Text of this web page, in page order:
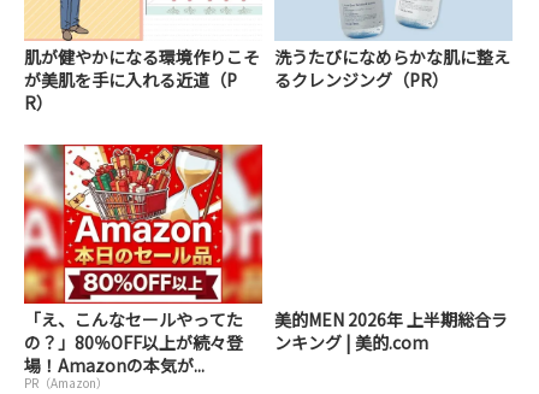
肌が健やかになる環境作りこそ
が美肌を手に入れる近道（P
R）
洗うたびになめらかな肌に整え
るクレンジング（PR）
「え、こんなセールやってた
の？」80％OFF以上が続々登
場！Amazonの本気が...
PR（Amazon）
美的MEN 2026年 上半期総合ラ
ンキング | 美的.com